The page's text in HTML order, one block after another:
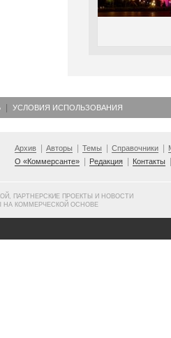
УСЛОВИЯ ИСПОЛЬЗОВАНИЯ
Архив Авторы Темы Справочники
О «Коммерсанте»
Редакция Контакты
ПАРТНЕРСКИЕ ПРОЕКТЫ И НОВОСТИ
НА КОММЕРЧЕСКОЙ ОСНОВЕ